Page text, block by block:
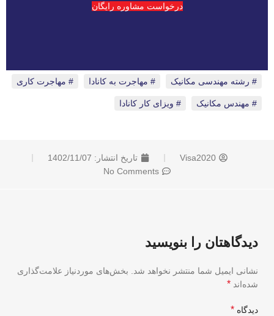
درخواست مشاوره رایگان
رشته مهندسی مکانیک مهاجرت به کانادا مهاجرت کاری
مهندس مکانیک ویزای کار کانادا
Visa2020 تاریخ انتشار: 1402/11/07
No Comments
دیدگاهتان را بنویسید
نشانی ایمیل شما منتشر نخواهد شد. بخش‌های موردنیاز علامت‌گذاری
شده‌اند *
دیدگاه *